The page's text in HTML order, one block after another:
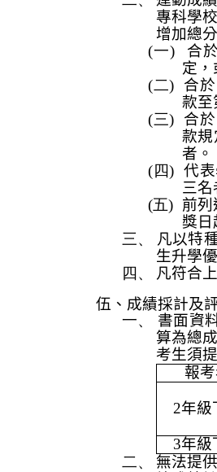
專科學
增加總分
(一)
合
定
(二)
合
款至
(三)
合
款
者。
(四) 代
三名
(五) 前
獎日
三、
凡以特
生升學
四、
凡符合
伍、成績採計及
一、
書面資
算為總
考生須
報
2年級
3年級
二、
無法提